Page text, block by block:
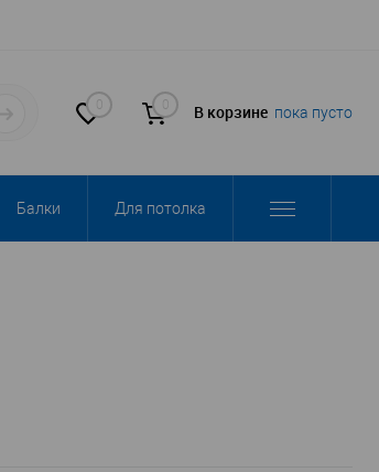
0 0 В корзине пока пусто
Балки Для потолка